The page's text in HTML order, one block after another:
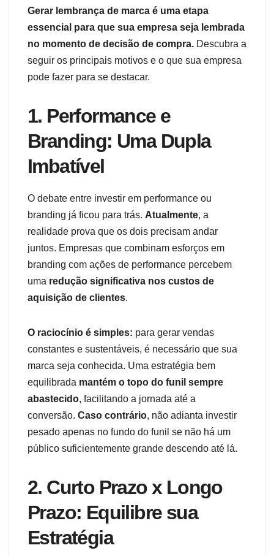
Gerar lembrança de marca é uma etapa
essencial para que sua empresa seja lembrada
no momento de decisão de compra. Descubra a
seguir os principais motivos e o que sua empresa
pode fazer para se destacar.
1. Performance e
Branding: Uma Dupla
Imbatível
O debate entre investir em performance ou
branding já ficou para trás. Atualmente, a
realidade prova que os dois precisam andar
juntos. Empresas que combinam esforços em
branding com ações de performance percebem
uma redução significativa nos custos de
aquisição de clientes.
O raciocínio é simples: para gerar vendas
constantes e sustentáveis, é necessário que sua
marca seja conhecida. Uma estratégia bem
equilibrada mantém o topo do funil sempre
abastecido, facilitando a jornada até a
conversão. Caso contrário, não adianta investir
pesado apenas no fundo do funil se não há um
público suficientemente grande descendo até lá.
2. Curto Prazo x Longo
Prazo: Equilibre sua
Estratégia